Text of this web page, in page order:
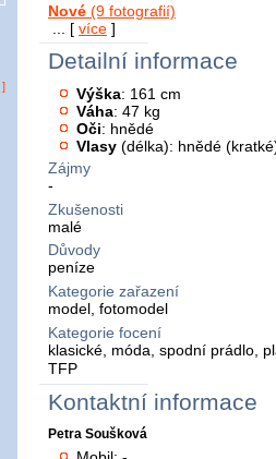
]
Nové (9 fotografií)
... [ více ]
Detailní informace
Výška: 161 cm
Váha: 47 kg
Oči: hnědé
Vlasy (délka): hnědé
Zájmy
-
Zkušenosti
malé
Důvody
peníze
Kategorie zařazení
model, fotomodel
Kategorie focení
klasické, móda, spodní prádlo,
TFP
Kontaktní informace
Petra Soušková